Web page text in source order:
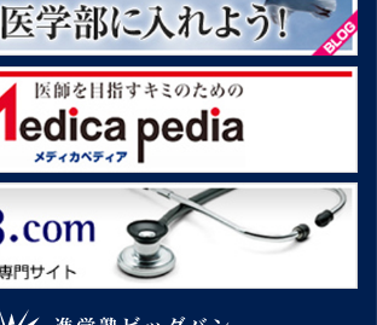
もを医学部に入れよう！
Medica pedia